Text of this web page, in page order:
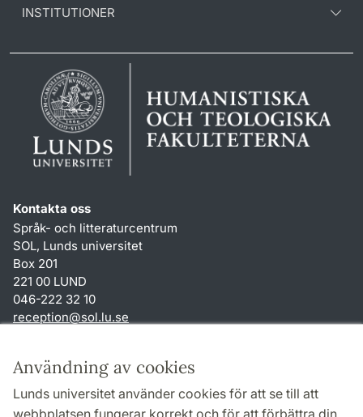
Användning av cookies
Lunds universitet använder cookies för att se till att
webbplatsen fungerar korrekt och för att förbättra din
INSTITUTIONER
Kontakta oss
Språk- och litteraturcentrum
SOL, Lunds universitet
Box 201
221 00 LUND
046-222 32 10
reception@sol.lu.se
Genvägar
Om webbplatsen och cookies
Behandling av personuppgifter